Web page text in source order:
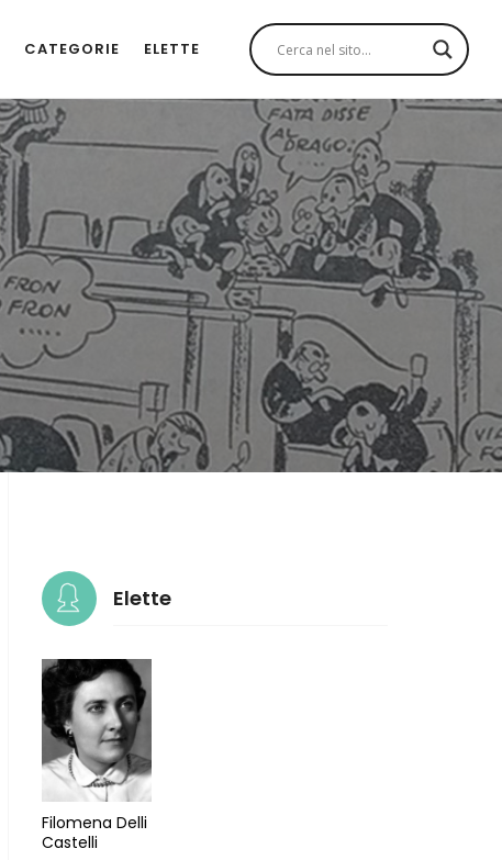
CATEGORIE ELETTE
Elette
Filomena Delli
Castelli